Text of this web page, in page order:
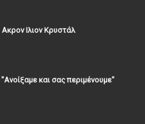
Ιλιον Κρυστάλ
και σας περιμένουμε"